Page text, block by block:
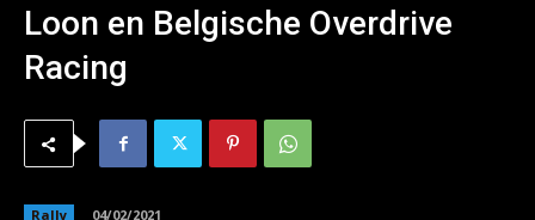
Loon en Belgische Overdrive
Racing
Rally 04/02/2021